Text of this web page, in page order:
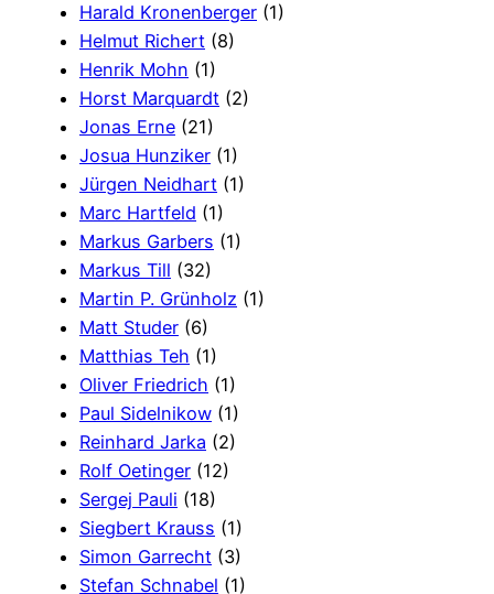
Harald Kronenberger (1)
Helmut Richert (8)
Henrik Mohn (1)
Horst Marquardt (2)
Jonas Erne (21)
Josua Hunziker (1)
Jürgen Neidhart (1)
Marc Hartfeld (1)
Markus Garbers (1)
Markus Till (32)
Martin P. Grünholz (1)
Matt Studer (6)
Matthias Teh (1)
Oliver Friedrich (1)
Paul Sidelnikow (1)
Reinhard Jarka (2)
Rolf Oetinger (12)
Sergej Pauli (18)
Siegbert Krauss (1)
Simon Garrecht (3)
Stefan Schnabel (1)